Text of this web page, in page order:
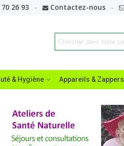
26 93 Contactez-nous
& Hygiène Appareils & Zappers